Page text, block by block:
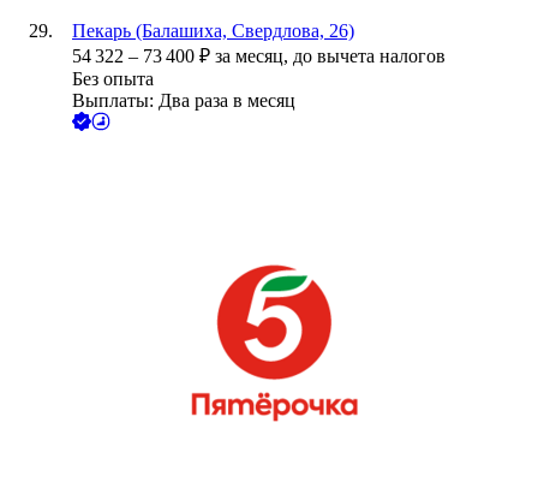
Пекарь (Балашиха, Свердлова, 26)
54 322 – 73 400 ₽ за месяц, до вычета налогов
Без опыта
Выплаты: Два раза в месяц